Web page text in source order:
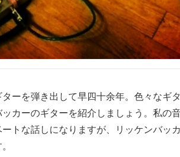
ーを弾き出して早四十余年。色々なギ
カーのギターを紹介しましょう。私の
トな話しになりますが、リッケンバッ